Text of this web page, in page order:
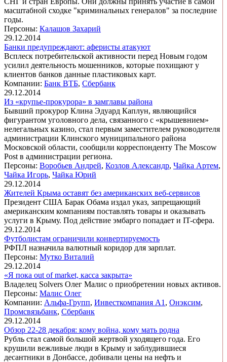
масштабной сходке "криминальных генералов" за последние
годы.
Персоны: Калашов Захарий
29.12.2014
Банки предупреждают: аферисты атакуют
Всплеск потребительской активности перед Новым годом
усилил деятельность мошенников, которые похищают у
клиентов банков данные пластиковых карт.
Компании: Банк ВТБ, Сбербанк
29.12.2014
Из «крупье-прокурора» в замглавы района
Бывший прокурор Клина Эдуард Каплун, являющийся
фигурантом уголовного дела, связанного с «крышевнием»
нелегальных казино, стал первым заместителем руководителя
администрации Клинского муниципального района
Московской области, сообщили корреспонденту The Moscow
Post в администрации региона.
Персоны: Воробьев Андрей, Козлов Александр, Чайка Артем,
Чайка Игорь, Чайка Юрий
29.12.2014
Жителей Крыма оставят без американских веб-сервисов
Президент США Барак Обама издал указ, запрещающий
американским компаниям поставлять товары и оказывать
услуги в Крыму. Под действие эмбарго попадает и IT-сфера.
29.12.2014
Футболистам ограничили конвертируемость
РФПЛ назначила валютный коридор для зарплат.
Персоны: Мутко Виталий
29.12.2014
«Я пока out of market, касса закрыта»
Владелец Solvers Олег Малис о приобретении новых активов.
Персоны: Малис Олег
Компании: Альфа-Групп, Инвесткомпания А1 , Онэксим,
Промсвязьбанк, Сбербанк
29.12.2014
Обзор 22-28 декабря: кому война, кому мать родна
Рубль стал самой большой жертвой уходящего года. Его
крушили вежливые люди в Крыму и заблудившиеся
десантники в Донбассе, добивали цены на нефть и